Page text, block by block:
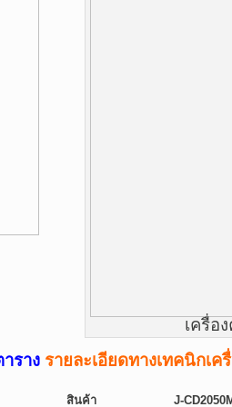
เครื่อ
ราง รายละเอียดทางเทคนิกเ
สินค้า
J-